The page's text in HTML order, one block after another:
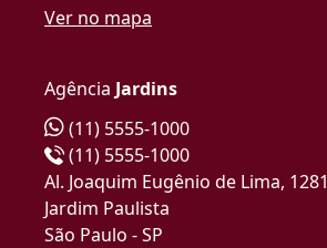
Ver no mapa
Agência Jardins
(11) 5555-1000
(11) 5555-1000
Al. Joaquim Eugênio de Lima, 1281
Jardim Paulista
São Paulo - SP